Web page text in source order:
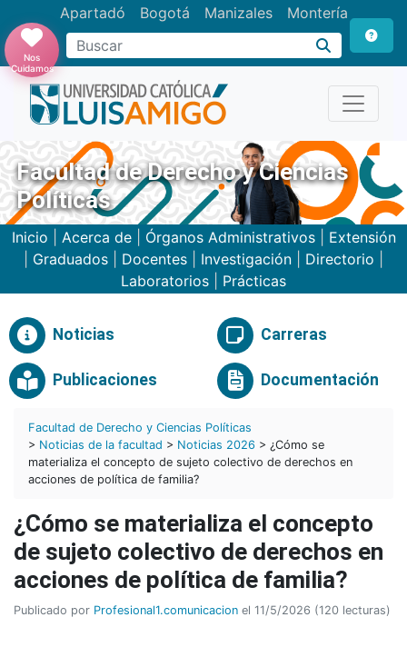
Apartadó Bogotá Manizales Montería
Buscar
Nos
Cuidamos
Facultad de Derecho y Ciencias
Políticas
Inicio Acerca de| Órganos Administrativos| Extensión
Graduados Docentes Investigación Directorio
Laboratorios
Prácticas
Noticias Carreras
Publicaciones Documentación
Facultad de Derecho y Ciencias Políticas
> Noticias de la facultad > Noticias 2026 > ¿Cómo se
materializa el concepto de sujeto colectivo de derechos en
acciones de política de familia?
¿Cómo se materializa el concepto
de sujeto colectivo de derechos en
acciones de política de familia?
Publicado por Profesional1.comunicacion el 11/5/2026 (120 lecturas)